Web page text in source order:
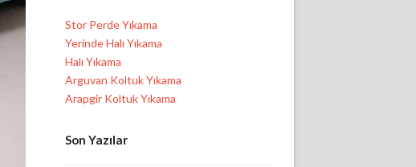
Stor Perde Yıkama
Yerinde Halı Yıkama
Halı Yıkama
Arguvan Koltuk Yıkama
Arapgir Koltuk Yıkama
Son Yazılar